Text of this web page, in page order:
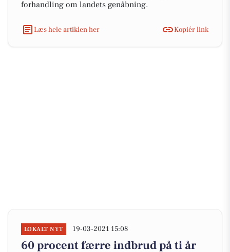
forhandling om landets genåbning.
Læs hele artiklen her Kopiér link
LOKALT NYT 19-03-2021 15:08
60 procent færre indbrud på ti år